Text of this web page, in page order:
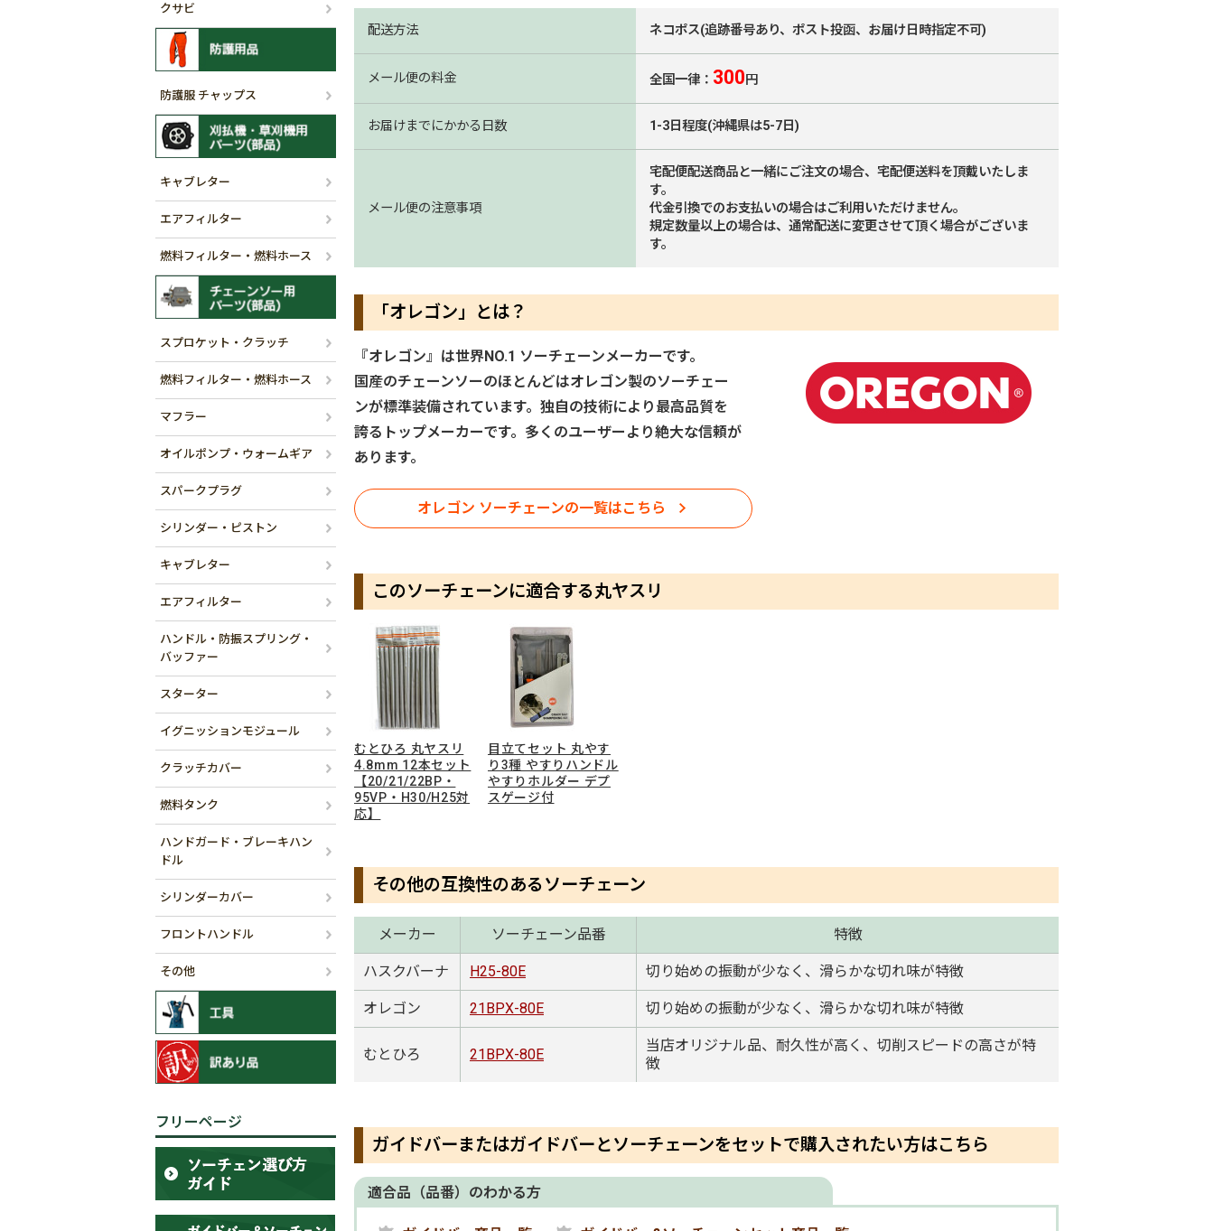
配送方法 ネコポス(追跡番号あり、ポスト投函、お届け日時指定不可)
メール便の料金 全国一律： 300円
お届けまでにかかる日数 1-3日程度(沖縄県は5-7日)
メール便の注意事項
宅配便配送商品と一緒にご注文の場合、宅配便送料を頂戴いたしま
す。
代金引換でのお支払いの場合はご利用いただけません。
規定数量以上の場合は、通常配送に変更させて頂く場合がございま
す。
「オレゴン」とは？
『オレゴン』は世界NO.1 ソーチェーンメーカーです。
国産のチェーンソーのほとんどはオレゴン製のソーチェー
ンが標準装備されています。独自の技術により最高品質を
誇るトップメーカーです。多くのユーザーより絶大な信頼が
あります。
オレゴン ソーチェーンの一覧はこちら
このソーチェーンに適合する丸ヤスリ
むとひろ 丸ヤスリ
4.8mm 12本セット
【20/21/22BP・
95VP・H30/H25対
応】
目立てセット 丸やす
り3種 やすりハンドル
やすりホルダー デプ
スゲージ付
その他の互換性のあるソーチェーン
メーカー ソーチェーン品番 特徴
ハスクバーナ H25-80E 切り始めの振動が少なく、滑らかな切れ味が特徴
オレゴン 21BPX-80E 切り始めの振動が少なく、滑らかな切れ味が特徴
むとひろ 21BPX-80E
当店オリジナル品、耐久性が高く、切削スピードの高さが特
徴
ガイドバーまたはガイドバーとソーチェーンをセットで購入されたい方はこちら
適合品（品番）のわかる方
クサビ
防護服 チャップス
キャブレター
エアフィルター
燃料フィルター・燃料ホース
スプロケット・クラッチ
燃料フィルター・燃料ホース
マフラー
オイルポンプ・ウォームギア
スパークプラグ
シリンダー・ピストン
キャブレター
エアフィルター
ハンドル・防振スプリング・
バッファー
スターター
イグニッションモジュール
クラッチカバー
燃料タンク
ハンドガード・ブレーキハン
ドル
シリンダーカバー
フロントハンドル
その他
フリーページ